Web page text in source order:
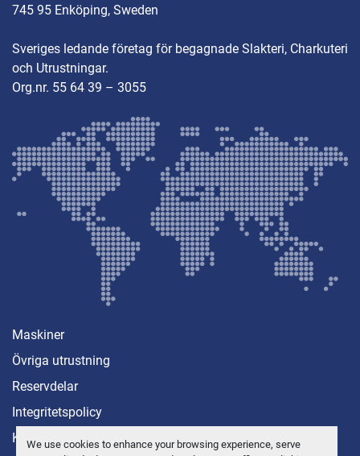
We use cookies to enhance your browsing experience, serve
745 95 Enköping, Sweden
Sveriges ledande företag för begagnade Slakteri, Charkuteri
och Utrustningar.
Org.nr. 55 64 39 – 3055
Maskiner
Övriga utrustning
Reservdelar
Integritetspolicy
Kontakt